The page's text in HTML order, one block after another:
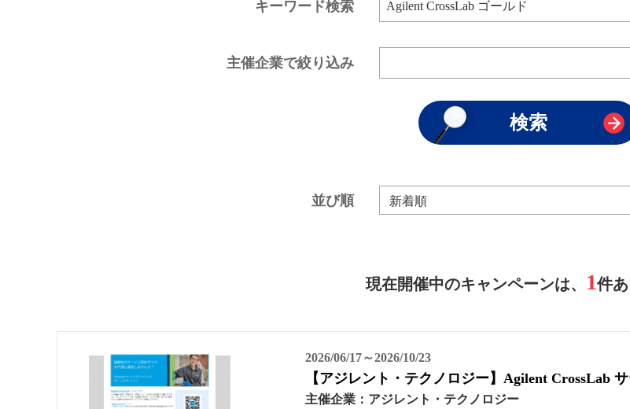
キーワード検索
主催企業で絞り込み
並び順
現在開催中のキャンペーンは、 1件あ
2026/06/17～2026/10/23
【アジレント・テクノロジー】Agilent CrossLab
主催企業： アジレント・テクノロジー